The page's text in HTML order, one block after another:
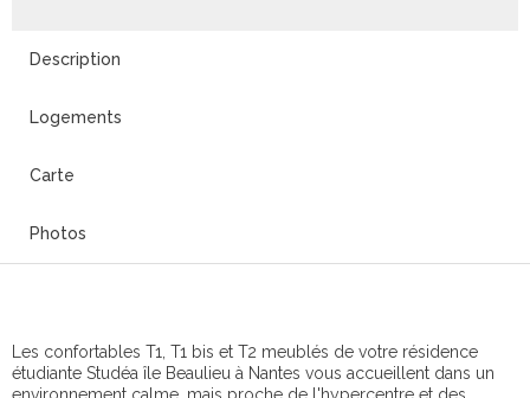
Description
Logements
Carte
Photos
Les confortables T1, T1 bis et T2 meublés de votre résidence
étudiante Studéa île Beaulieu à Nantes vous accueillent dans un
environnement calme, mais proche de l'hypercentre et des